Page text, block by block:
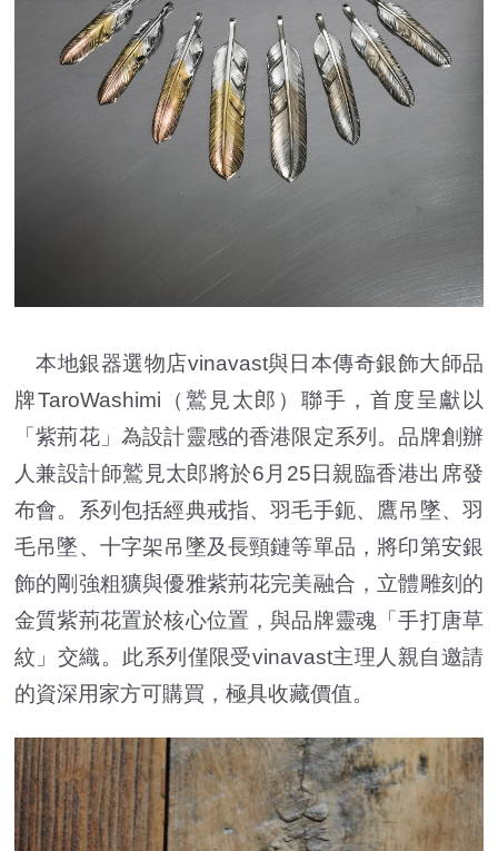
本地銀器選物店vinavast與日本傳奇銀飾大師品
牌TaroWashimi（鷲見太郎）聯手，首度呈獻以
「紫荊花」為設計靈感的香港限定系列。品牌創辦
人兼設計師鷲見太郎將於6月25日親臨香港出席發
布會。系列包括經典戒指、羽毛手鈪、鷹吊墜、羽
毛吊墜、十字架吊墜及長頸鏈等單品，將印第安銀
飾的剛強粗獷與優雅紫荊花完美融合，立體雕刻的
金質紫荊花置於核心位置，與品牌靈魂「手打唐草
紋」交織。此系列僅限受vinavast主理人親自邀請
的資深用家方可購買，極具收藏價值。